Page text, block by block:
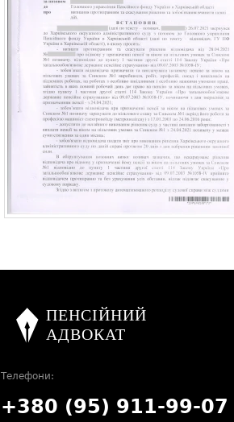
Телефони:
+380 (95) 911-99-07